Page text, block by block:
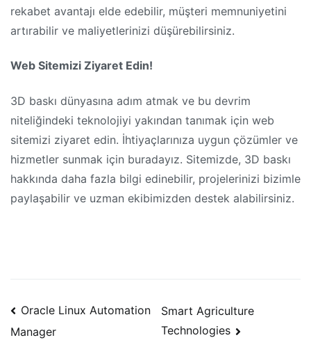
rekabet avantajı elde edebilir, müşteri memnuniyetini
artırabilir ve maliyetlerinizi düşürebilirsiniz.
Web Sitemizi Ziyaret Edin!
3D baskı dünyasına adım atmak ve bu devrim
niteliğindeki teknolojiyi yakından tanımak için web
sitemizi ziyaret edin. İhtiyaçlarınıza uygun çözümler ve
hizmetler sunmak için buradayız. Sitemizde, 3D baskı
hakkında daha fazla bilgi edinebilir, projelerinizi bizimle
paylaşabilir ve uzman ekibimizden destek alabilirsiniz.
Post
navigation
Oracle Linux Automation
Manager
Smart Agriculture
Technologies